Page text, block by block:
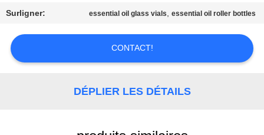
VISITE
DE
L'USINE
CONTRÔLE
Surligner: essential oil glass vials,essential oil roller bottles
CONTACT!
DÉPLIER LES DÉTAILS